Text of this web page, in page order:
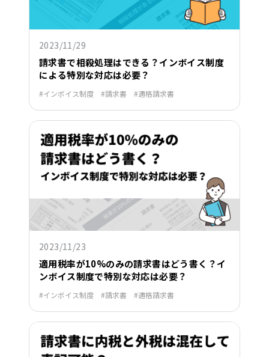
2023/11/29
請求書で相殺処理はできる？インボイス制度
による特別な対応は必要？
インボイス制度 請求書 適格請求書
2023/11/23
適用税率が10%のみの請求書はどう書く？イ
ンボイス制度で特別な対応は必要？
インボイス制度 請求書 適格請求書